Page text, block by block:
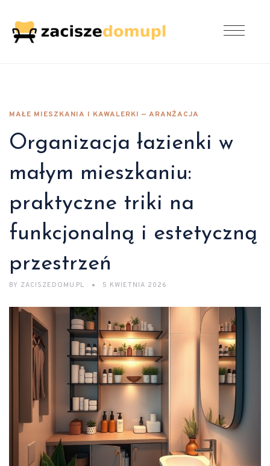
MAŁE MIESZKANIA I KAWALERKI — ARANŻACJA
Organizacja łazienki w
małym mieszkaniu:
praktyczne triki na
funkcjonalną i estetyczną
przestrzeń
BY ZACISZEDOMU.PL 5 KWIETNIA 2026